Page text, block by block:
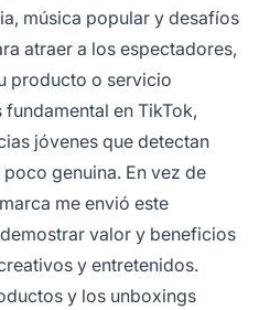
música popular y desafíos
atraer a los espectadores,
producto o servicio
en TikTok,
jóvenes que detectan
genuina. En vez de
me envió este
valor y beneficios
y entretenidos.
y los unboxings